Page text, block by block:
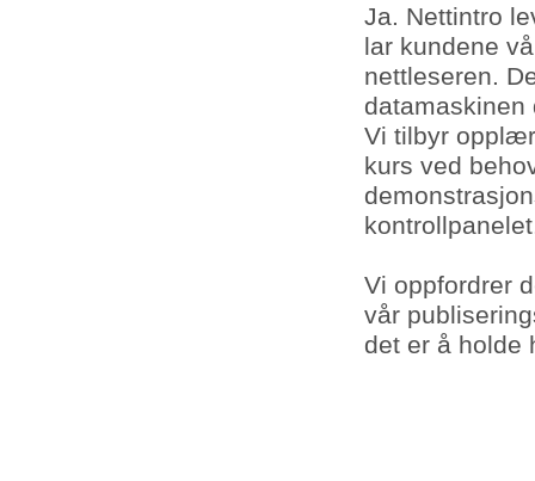
Ja. Nettintro
lar kundene
nettleseren.
datamaskinen
Vi tilbyr
kurs ved
Vi oppfordrer
vår
det er å holde